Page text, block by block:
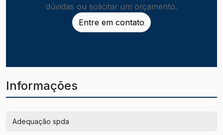
dúvidas ou solicitar um orçamento.
Entre em contato
Informações
Adequação spda